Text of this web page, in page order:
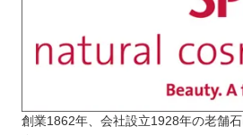
創業1862年、会社設立1928年の老舗